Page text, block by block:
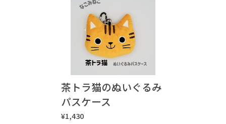
茶トラ猫のぬいぐるみ
パスケース
¥1,430